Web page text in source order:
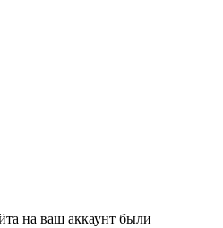
на ваш аккаунт были